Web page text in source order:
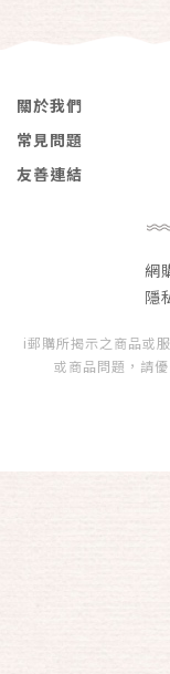
關於我們
常見問題
友善連結
網
隱
i郵購所揭示之商品或
或商品問題，請